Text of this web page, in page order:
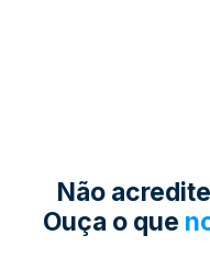
Não
Ouça o que